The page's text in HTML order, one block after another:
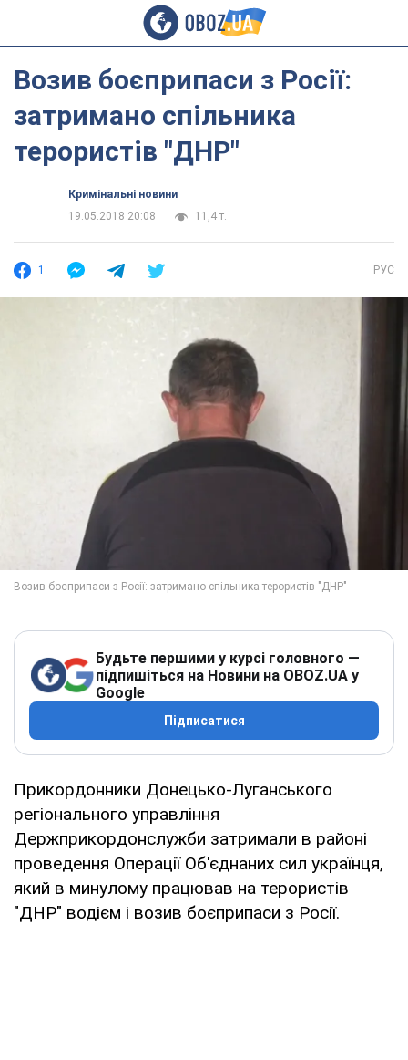
Возив боєприпаси з Росії:
затримано спільника
терористів "ДНР"
Кримінальні новини
19.05.2018 20:08
11,4 т.
1 РУС
Будьте першими у курсі головного —
підпишіться на Новини на OBOZ.UA у
Google
Підписатися
Прикордонники Донецько-Луганського
регіонального управління
Держприкордонслужби затримали в районі
проведення Операції Об'єднаних сил українця,
який в минулому працював на терористів
"ДНР" водієм і возив боєприпаси з Росії.